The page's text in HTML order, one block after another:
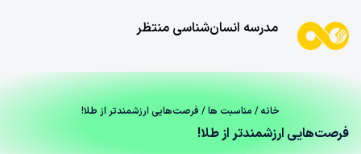
مدرسه انسان‌شناسی منتظر
خانه/ مناسبت ها/ فرصت‌هایی ارزشمندتر از طلا!
فرصت‌هایی ارزشمندتر از طلا!